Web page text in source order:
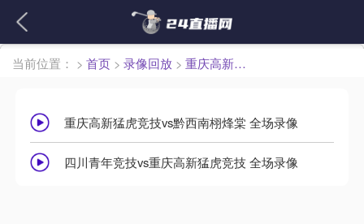
繁體
当前位置： > 首页 > 录像回放 > 重庆高新猛虎竞技
重庆高新猛虎竞技vs黔西南栩烽棠 全场录像
四川青年竞技vs重庆高新猛虎竞技 全场录像